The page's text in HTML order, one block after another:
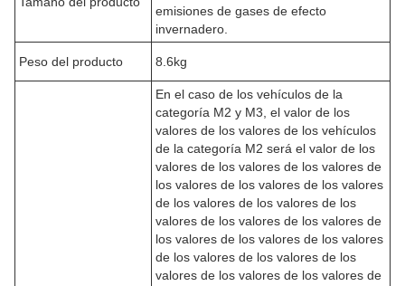
emisiones de gases de efecto
invernadero.
Peso del producto 8.6kg
En el caso de los vehículos de la
categoría M2 y M3, el valor de los
valores de los valores de los vehículos
de la categoría M2 será el valor de los
valores de los valores de los valores de
los valores de los valores de los valores
de los valores de los valores de los
valores de los valores de los valores de
los valores de los valores de los valores
de los valores de los valores de los
valores de los valores de los valores de